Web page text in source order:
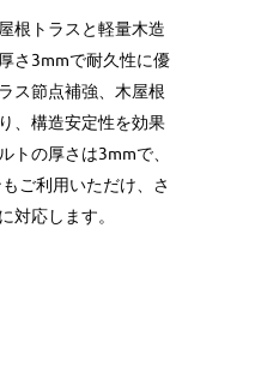
根トラスと軽量木造
さ3mmで耐久性に優
ス節点補強、木屋根
、構造安定性を効果
トの厚さは3mmで、
ご利用いただけ、さ
対応します。